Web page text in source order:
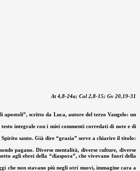
At 4,8-24a; Col 2,8-15; Gv 20,19-31
apostoli”, scritto da Luca, autore del terzo Vangelo: un
integrale con i miei commenti corredati di note e di
Spirito santo. Già dire “grazia” serve a chiarire il titolo:
pagano. Diverse mentalità, diverse culture, diverse
agli ebrei della “diaspora”, che vivevano fuori della
che non stavano più negli otri nuovi, immagine cara a